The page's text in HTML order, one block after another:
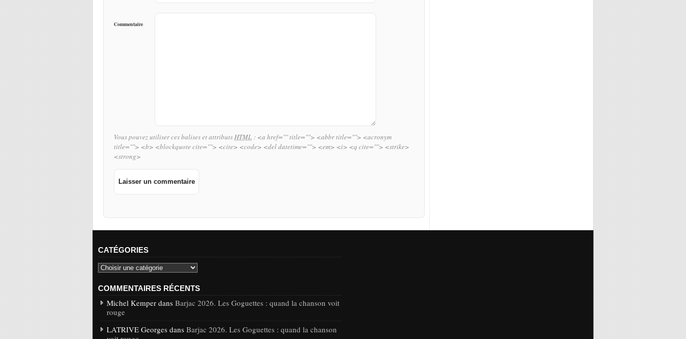
Commentaire
Vous pouvez utiliser ces balises et attributsHTML : <a href="" title=""> <abbr title=""> <acronym
title=""> <b> <blockquote cite=""> <cite> <code> <del datetime=""> <em> <i> <q cite=""> <strike>
<strong>
CATÉGORIES
COMMENTAIRES RÉCENTS
Michel Kemper dans Barjac 2026. Les Goguettes : quand la chanson voit
rouge
LATRIVE Georges dans Barjac 2026. Les Goguettes : quand la chanson